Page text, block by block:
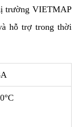
trường VIETMAP
hỗ trợ trong thời